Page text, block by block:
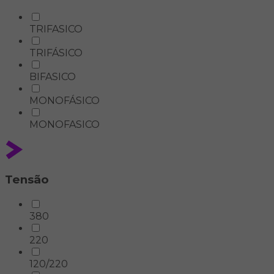
TRIFASICO
TRIFÁSICO
BIFASICO
MONOFÁSICO
MONOFASICO
Tensão
380
220
120/220